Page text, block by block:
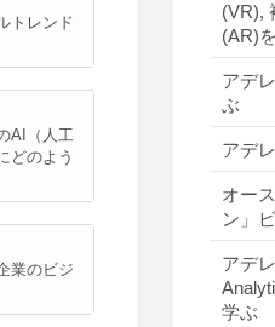
トレンド
AI（人工
どのよう
業のビジ
(VR),
(AR)
アデ
ぶ
アデ
オー
ン」
アデ
学ぶ